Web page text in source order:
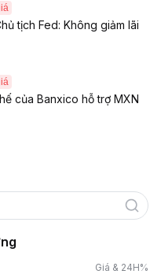
tịch Fed: Không giảm lãi
của Banxico hỗ trợ MXN
Giá & 24H%